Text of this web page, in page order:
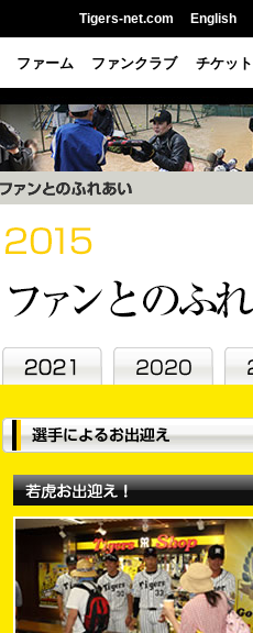
Tigers-net.com English
ファーム ファンクラブ チケット